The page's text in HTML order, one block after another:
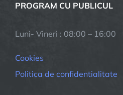
PROGRAM CU PUBLICUL
Luni- Vineri : 08:00 – 16:00
Cookies
Politica de confidentialitate